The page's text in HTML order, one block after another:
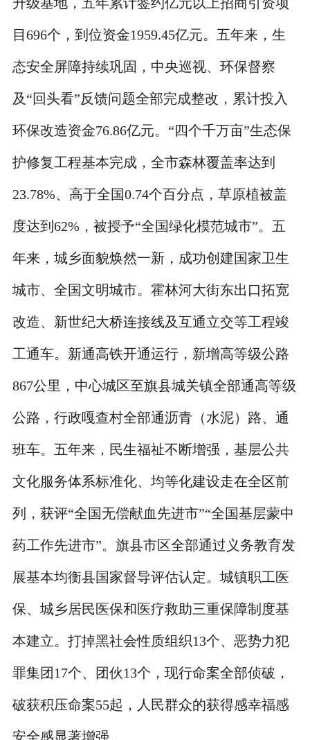
目696个，到位资金1959.45亿元。五年来，生
态安全屏障持续巩固，中央巡视、环保督察
及“回头看”反馈问题全部完成整改，累计投入
环保改造资金76.86亿元。“四个千万亩”生态保
护修复工程基本完成，全市森林覆盖率达到
23.78%、高于全国0.74个百分点，草原植被盖
度达到62%，被授予“全国绿化模范城市”。五
年来，城乡面貌焕然一新，成功创建国家卫生
城市、全国文明城市。霍林河大街东出口拓宽
改造、新世纪大桥连接线及互通立交等工程竣
工通车。新通高铁开通运行，新增高等级公路
867公里，中心城区至旗县城关镇全部通高等级
公路，行政嘎查村全部通沥青（水泥）路、通
班车。五年来，民生福祉不断增强，基层公共
文化服务体系标准化、均等化建设走在全区前
列，获评“全国无偿献血先进市”“全国基层蒙中
药工作先进市”。旗县市区全部通过义务教育发
展基本均衡县国家督导评估认定。城镇职工医
保、城乡居民医保和医疗救助三重保障制度基
本建立。打掉黑社会性质组织13个、恶势力犯
罪集团17个、团伙13个，现行命案全部侦破，
破获积压命案55起，人民群众的获得感幸福感
安全感显著增强。